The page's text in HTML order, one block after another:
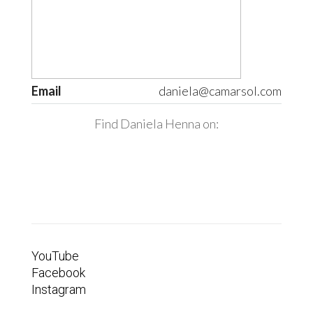
Email daniela@camarsol.com
Find Daniela Henna on:
YouTube
Facebook
Instagram